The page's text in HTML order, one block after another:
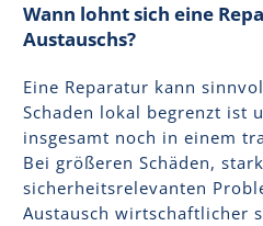
Wann lohnt sich eine
Austauschs?
Eine Reparatur kann
Schaden lokal begrenzt ist
insgesamt noch in einem
Bei größeren Schäden,
sicherheitsrelevanten
Austausch wirtschaftlicher